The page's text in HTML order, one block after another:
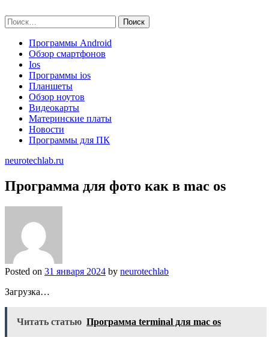
to
content
Найти:
Программы Android
Обзор смартфонов
Ios
Программы ios
Планшеты
Обзор ноутов
Видеокарты
Материнские платы
Новости
Программы для ПК
neurotechlab.ru
Программа для фото как в mac os
Posted on 31 января 2024 by neurotechlab
Загрузка…
Читать статью Программа terminal для mac os